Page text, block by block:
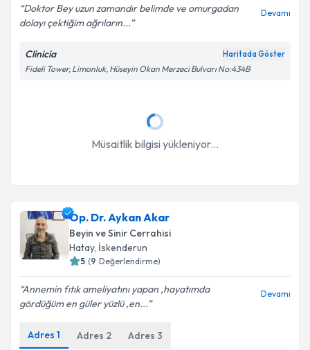
Kişisel verilerimin işlenmesine ilişkin
kapsamda işlenmesini kabul ediyorum.
Doktor Bey uzun zamandır belimde ve omurgadan
dolayı çektiğim ağrıların...
Devamı
Clinicia Haritada Göster
Fideli Tower, Limonluk, Hüseyin Okan Merzeci Bulvarı No:434B
Müsaitlik bilgisi yükleniyor...
Op. Dr. Aykan Akar
Beyin ve Sinir Cerrahisi
Hatay, İskenderun
5 (9 Değerlendirme)
Annemin fıtık ameliyatını yapan ,hayatımda
gördüğüm en güler yüzlü ,en...
Devamı
Adres 1 Adres 2 Adres 3